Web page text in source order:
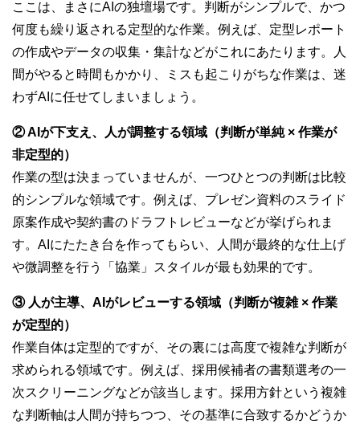
ここは、まさにAIの独壇場です。判断がシンプルで、かつ
何度も繰り返される定型的な作業。例えば、定型レポート
の作成やデータの収集・集計などがこれにあたります。人
間がやると時間もかかり、ミスも起こりがちな作業は、迷
わずAIに任せてしまいましょう。
② AIが下支え、人が調整する領域（判断が単純 × 作業が
非定型的）
作業の型は決まっていませんが、一つひとつの判断は比較
的シンプルな領域です。例えば、プレゼン資料のスライド
原案作成や契約書のドラフトレビューなどが挙げられま
す。AIにたたき台を作ってもらい、人間が最終的な仕上げ
や微調整を行う「協業」スタイルが最も効果的です。
③ 人が主導、AIがレビューする領域（判断が複雑 × 作業
が定型的）
作業自体は定型的ですが、その裏には高度で複雑な判断が
求められる領域です。例えば、採用候補者の書類選考の一
次スクリーニングなどが該当します。採用方針という複雑
な判断軸は人間が持ちつつ、その基準に合致するかどうか